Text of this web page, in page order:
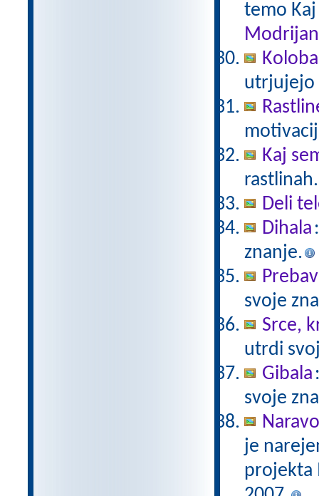
temo
Modrijan
utrjujejo
Kaj
Deli
Dihala
znanje.
svoje
Srce,
utrdi
Gibala
svoje
je
projekta